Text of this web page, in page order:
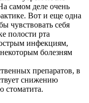
самом деле очень
Вот и еще одна
чувствовать себя
полости рта
инфекциям,
болезням
препаратов, в
снижению
стоматита.